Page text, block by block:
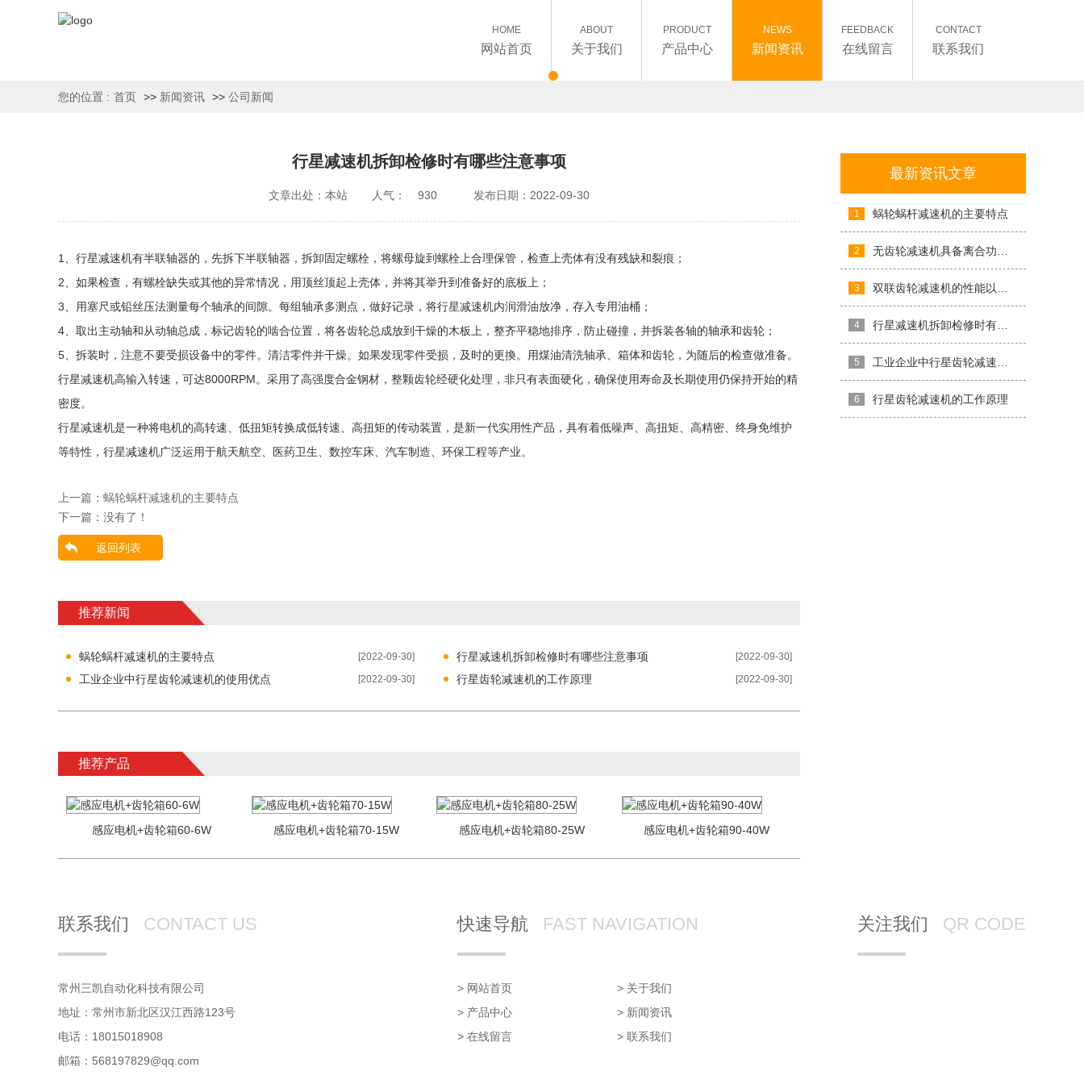
HOME
网站首页
ABOUT
关于我们
PRODUCT
产品中心
NEWS
新闻资讯
FEEDBACK
在线留言
CONTACT
联系我们
您的位置 : 首页 >> 新闻资讯 >> 公司新闻
行星减速机拆卸检修时有哪些注意事项
文章出处：本站 人气： 930 发布日期：2022-09-30
1、行星减速机有半联轴器的，先拆下半联轴器，拆卸固定螺栓，将螺母旋到螺栓上合理保管，检查上壳体有没有残缺和裂痕；
2、如果检查，有螺栓缺失或其他的异常情况，用顶丝顶起上壳体，并将其举升到准备好的底板上；
3、用塞尺或铅丝压法测量每个轴承的间隙。每组轴承多测点，做好记录，将行星减速机内润滑油放净，存入专用油桶；
4、取出主动轴和从动轴总成，标记齿轮的啮合位置，将各齿轮总成放到干燥的木板上，整齐平稳地排序，防止碰撞，并拆装各轴的轴承和齿轮；
5、拆装时，注意不要受损设备中的零件。清洁零件并干燥。如果发现零件受损，及时的更換。用煤油清洗轴承、箱体和齿轮，为随后的检查做准备。
行星减速机高输入转速，可达8000RPM。采用了高强度合金钢材，整颗齿轮经硬化处理，非只有表面硬化，确保使用寿命及长期使用仍保持开始的精
密度。
行星减速机是一种将电机的高转速、低扭矩转换成低转速、高扭矩的传动装置，是新一代实用性产品，具有着低噪声、高扭矩、高精密、终身免维护
等特性，行星减速机广泛运用于航天航空、医药卫生、数控车床、汽车制造、环保工程等产业。
上一篇： 蜗轮蜗杆减速机的主要特点
下一篇：没有了！
返回列表
推荐新闻
蜗轮蜗杆减速机的主要特点 [2022-09-30] 行星减速机拆卸检修时有哪些注意事项 [2022-09-30]
工业企业中行星齿轮减速机的使用优点 [2022-09-30] 行星齿轮减速机的工作原理 [2022-09-30]
推荐产品
感应电机+齿轮箱60-6W 感应电机+齿轮箱70-15W 感应电机+齿轮箱80-25W 感应电机+齿轮箱90-40W
最新资讯文章
1 蜗轮蜗杆减速机的主要特点
2
3
4
5
6 行星齿轮减速机的工作原理
联系我们 CONTACT US
常州三凯自动化科技有限公司
地址：常州市新北区汉江西路123号
电话：18015018908
邮箱：568197829@qq.com
快速导航 FAST NAVIGATION
> 网站首页
> 关于我们
> 产品中心
> 新闻资讯
> 在线留言
> 联系我们
关注我们 QR CODE